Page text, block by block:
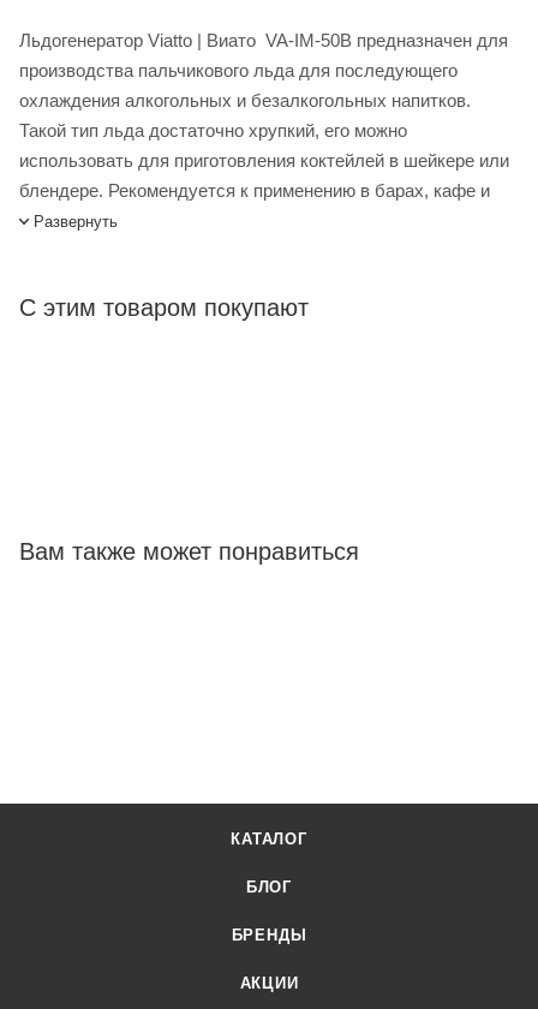
Льдогенератор Viatto | Виато VA-IM-50B предназначен для
производства пальчикового льда для последующего
охлаждения алкогольных и безалкогольных напитков.
Такой тип льда достаточно хрупкий, его можно
использовать для приготовления коктейлей в шейкере или
блендере. Рекомендуется к применению в барах, кафе и
ресторанах и на других предприятиях общественного
устанавливать в маленьких непроветриваемых
высокое качество товаров и выгодные цены.
Льдогенератор Viatto VA-IM-50B от официального
Развернуть
С этим товаром покупают
Вам также может понравиться
КАТАЛОГ
БЛОГ
БРЕНДЫ
АКЦИИ